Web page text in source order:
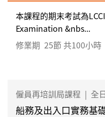
本課程的期末考試為
Examination &nbs...
修業期 25節 共100小時
僱員再培訓局課程 | 全
船務及出入口實務基